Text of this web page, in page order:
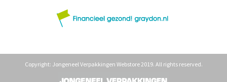
Copyright: Jongeneel Verpakkingen Webstore 2019. All rights reserved.